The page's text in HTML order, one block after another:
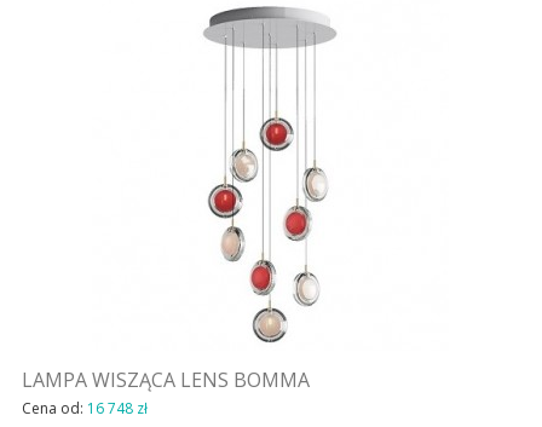
LAMPA WISZĄCA LENS BOMMA
Cena od: 16 748 zł